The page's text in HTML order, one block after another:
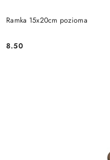
Ramka 15x20cm pozioma
Cena:
8.50